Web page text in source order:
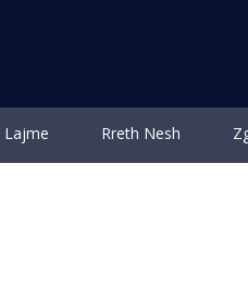
Lajme Rreth Nesh